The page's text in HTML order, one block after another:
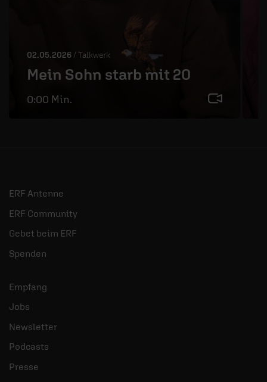
02.05.2026 / Talkwerk
Mein Sohn starb mit 20
0:00 Min.
ERF Antenne
ERF Community
Gebet beim ERF
Spenden
Empfang
Jobs
Newsletter
Podcasts
Presse